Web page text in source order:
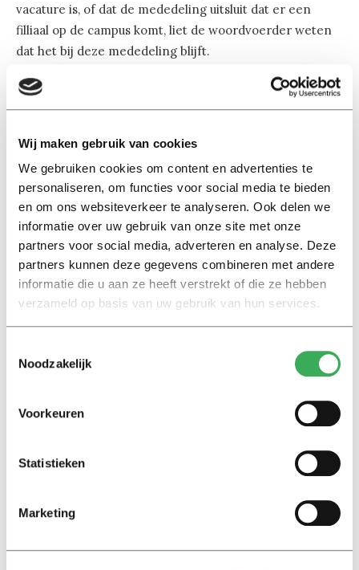
Wij maken gebruik van cookies
We gebruiken cookies om content en advertenties te
personaliseren, om functies voor social media te bieden
en om ons websiteverkeer te analyseren. Ook delen we
informatie over uw gebruik van onze site met onze
partners voor social media, adverteren en analyse. Deze
partners kunnen deze gegevens combineren met andere
informatie die u aan ze heeft verstrekt of die ze hebben
verzameld op basis van uw gebruik van hun services.
Noodzakelijk
Voorkeuren
Statistieken
Marketing
vacature is, of dat de mededeling uitsluit dat er een
filliaal op de campus komt, liet de woordvoerder weten
dat het bij deze mededeling blijft.
In mei 2013 werd al duidelijk dat Tilburg University in
koffietentjes. De beoogde locatie was toen de
de studentenbalie gevestigd was. Toendertijd lag het
contract met uitbater Sodexo in de weg. Paul Hoeijmans
van Facility Serviceszeitoen: “Vanwege ons
aanbestedingscontract moeten we eerst de
horecapartijen op de universiteit benaderen voor het
koffieconcept. Als we er daar niet mee uitkomen,
kunnen we extern gaan zoeken.”
Lees ook